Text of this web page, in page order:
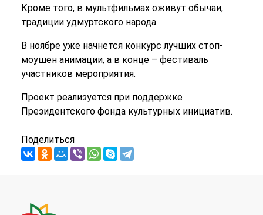
Кроме того, в мультфильмах оживут обычаи,
традиции удмуртского народа.
В ноябре уже начнется конкурс лучших стоп-
моушен анимации, а в конце – фестиваль
участников мероприятия.
Проект реализуется при поддержке
Президентского фонда культурных инициатив.
Поделиться